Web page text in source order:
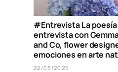
#Entrevista La
entrevista con
and Co, flower
emociones en arte
22/05/2025